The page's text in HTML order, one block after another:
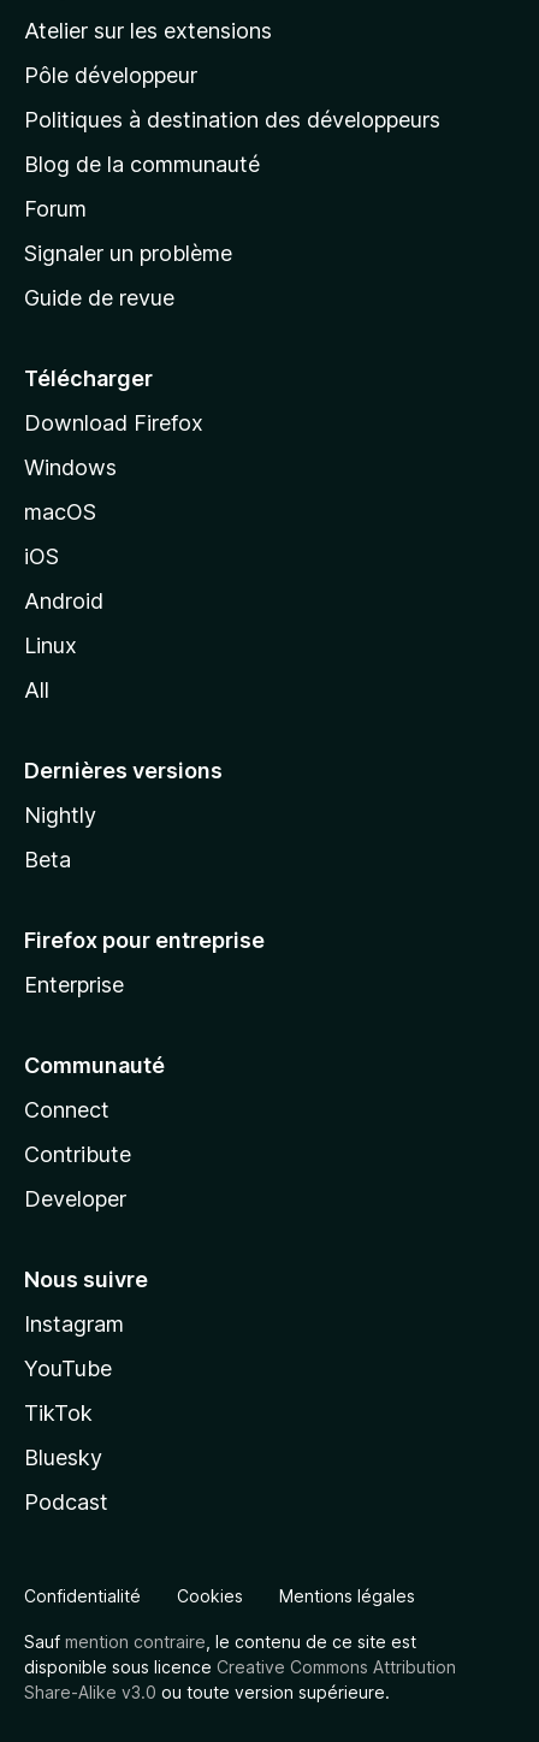
p
a
g
d
a
c
e
l
d
o
z
l
Atelier sur les extensions
Pôle développeur
Politiques à destination des développeurs
Blog de la communauté
Forum
Signaler un problème
Guide de revue
Télécharger
Download Firefox
Windows
macOS
iOS
Android
Linux
All
Dernières versions
Nightly
Beta
Firefox pour entreprise
Enterprise
Communauté
Connect
Contribute
Developer
Nous suivre
Instagram
YouTube
TikTok
Bluesky
Podcast
Confidentialité Cookies Mentions légales
Sauf mention contraire , le contenu de ce site est
disponible sous licence Creative Commons Attribution
Share-Alike v3.0 ou toute version supérieure.